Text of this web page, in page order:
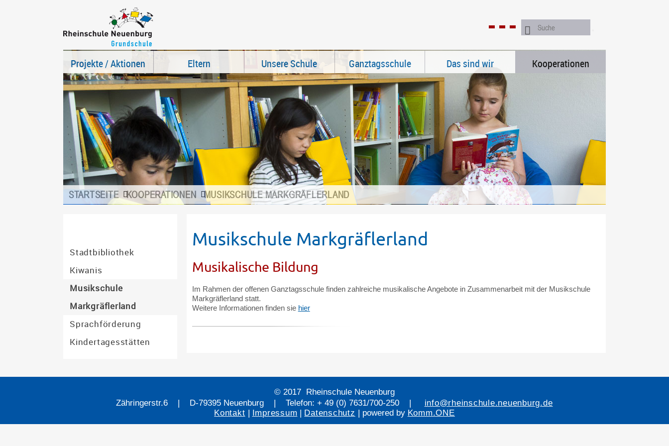
Ruheoase
mehr Infos
Projekte / Aktionen Eltern Unsere Schule Ganztagsschule Das sind wir Kooperationen
STARTSEITE KOOPERATIONEN MUSIKSCHULE MARKGRÄFLERLAND
Stadtbibliothek
Kiwanis
Musikschule
Markgräflerland
Sprachförderung
Kindertagesstätten
Musikschule Markgräflerland
Musikalische Bildung
Im Rahmen der offenen Ganztagsschule finden zahlreiche musikalische Angebote in Zusammenarbeit mit der Musikschule
Markgräflerland statt.
Weitere Informationen finden sie hier
© 2017 Rheinschule Neuenburg
Zähringerstr.6 | D-79395 Neuenburg | Telefon: + 49 (0) 7631/700-250 |
info@rheinschule.neuenburg.de
Kontakt | Impressum | Datenschutz | powered by Komm.ONE